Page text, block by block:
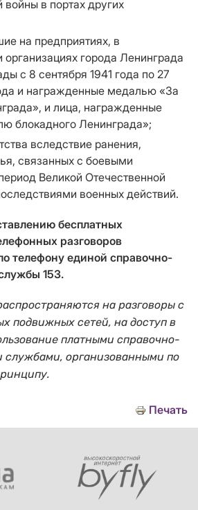
войны в портах других
на предприятиях, в
города Ленинграда
с 8 сентября 1941 года по 27
и награжденные медалью «За
и лица, награжденные
блокадного Ленинграда»;
вследствие ранения,
связанных с боевыми
Великой Отечественной
военных действий.
бесплатных
разговоров
телефону единой справочно-
153.
на разговоры с
подвижных сетей, на доступ в
платными справочно-
организованными по
Печать